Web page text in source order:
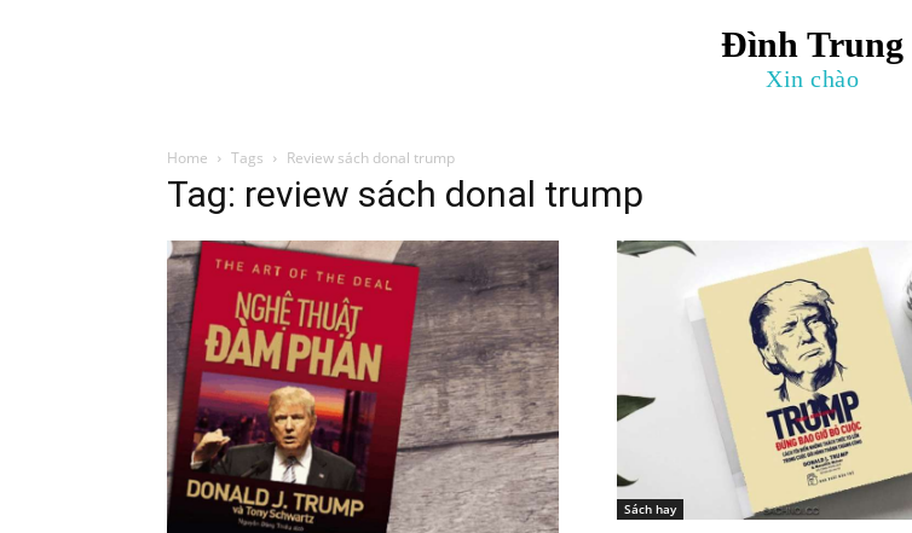
Đình Trung
Xin chào
Home Tags Review sách donal trump
Tag: review sách donal trump
Sách hay